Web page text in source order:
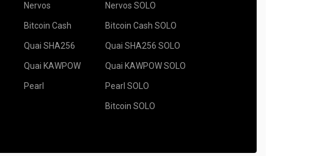
Nervos
Bitcoin Cash
Quai SHA256
Quai KAWPOW
Pearl
Nervos SOLO
Bitcoin Cash SOLO
Quai SHA256 SOLO
Quai KAWPOW SOLO
Pearl SOLO
Bitcoin SOLO